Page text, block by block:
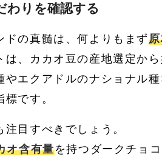
わりを確認する
ドの真髄は、何よりもまず
、カカオ豆の産地選定から
エクアドルのナショナル
です。
目すべきでしょう。
オ含有量を持つダークチョ